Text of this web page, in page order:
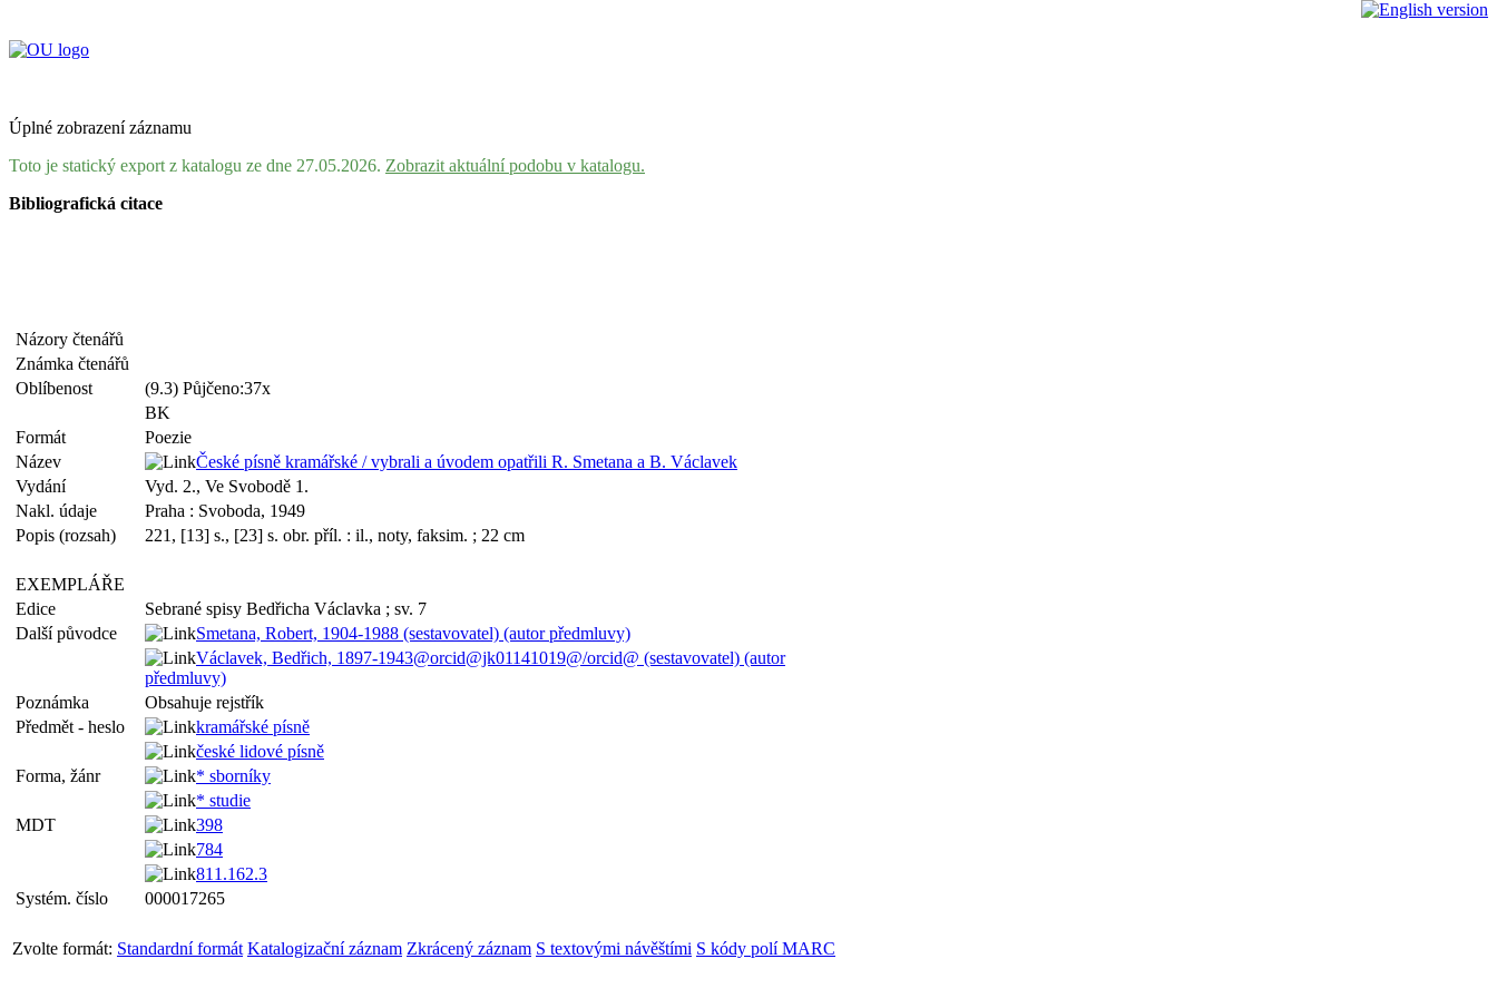
Úplné zobrazení záznamu
Toto je statický export z katalogu ze dne 27.05.2026. Zobrazit aktuální podobu v katalogu.
Bibliografická citace
Názory čtenářů
Známka čtenářů
Oblíbenost
(9.3) Půjčeno:37x
BK
Formát
Poezie
Název
České písně kramářské / vybrali a úvodem opatřili R. Smetana a B. Václavek
Vydání
Vyd. 2., Ve Svobodě 1.
Nakl. údaje
Praha : Svoboda, 1949
Popis (rozsah)
221, [13] s., [23] s. obr. příl. : il., noty, faksim. ; 22 cm
EXEMPLÁŘE
Edice
Sebrané spisy Bedřicha Václavka ; sv. 7
Další původce
Smetana, Robert, 1904-1988 (sestavovatel) (autor předmluvy)
Václavek, Bedřich, 1897-1943@orcid@jk01141019@/orcid@ (sestavovatel) (autor
předmluvy)
Poznámka
Obsahuje rejstřík
Předmět - heslo
kramářské písně
české lidové písně
Forma, žánr
* sborníky
* studie
MDT
398
784
811.162.3
Systém. číslo
000017265
Zvolte formát: Standardní formát Katalogizační záznam Zkrácený záznam S textovými návěštími S kódy polí MARC